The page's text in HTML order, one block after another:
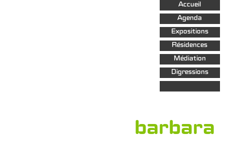
Aller au
contenu
principal
Accueil
Agenda
Expositions
Résidences
Médiation
Digressions
barbara